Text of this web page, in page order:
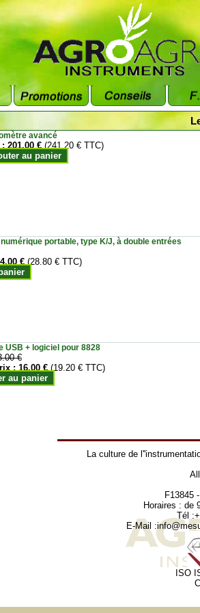
avancé
:201.00 € (241.20 € TTC)
au panier
portable, type K/J, à double entrées
€ (28.80 € TTC)
USB + logiciel pour 8828
€
:16.00 € (19.20 € TTC)
au panier
La culture de
F13845
Horaires : de
Tél
E-Mail :
ISO